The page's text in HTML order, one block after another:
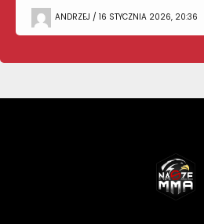
ANDRZEJ / 16 STYCZNIA 2026, 20:36